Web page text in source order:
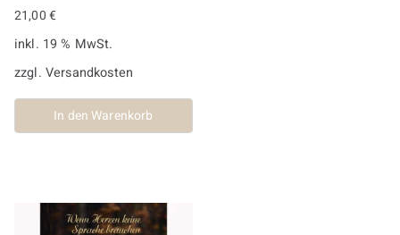
21,00€
inkl. 19 % MwSt.
zzgl. Versandkosten
In den Warenkorb